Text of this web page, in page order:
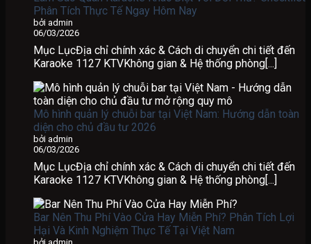
Phân Tích Thực Tế Ngay Hôm Nay
bởi admin
06/03/2026
Mục LụcĐịa chỉ chính xác & Cách di chuyển chi tiết đến
Karaoke 1127 KTVKhông gian & Hệ thống phòng[...]
Mô hình quản lý chuỗi bar tại Việt Nam: Hướng dẫn toàn
diện cho chủ đầu tư 2026
bởi admin
06/03/2026
Mục LụcĐịa chỉ chính xác & Cách di chuyển chi tiết đến
Karaoke 1127 KTVKhông gian & Hệ thống phòng[...]
Bar Nên Thu Phí Vào Cửa Hay Miễn Phí? Phân Tích Lợi
Hại Và Kinh Nghiệm Thực Tế Tại Việt Nam